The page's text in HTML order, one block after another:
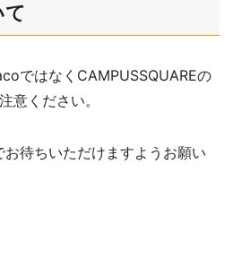
ではなくCAMPUSSQUAREの
意ください。
待ちいただけますようお願い